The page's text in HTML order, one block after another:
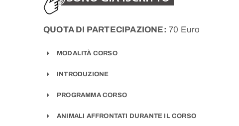
QUOTA DI PARTECIPAZIONE: 70 Euro
MODALITÀ CORSO
INTRODUZIONE
PROGRAMMA CORSO
ANIMALI AFFRONTATI DURANTE IL CORSO